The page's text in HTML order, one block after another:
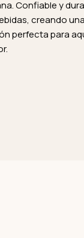
Confiable y
creando
perfecta para